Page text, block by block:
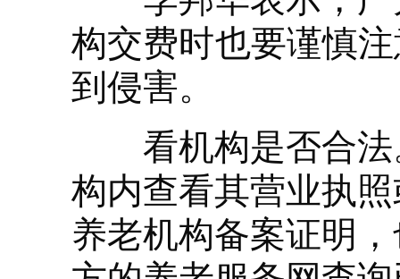
构交费时也要谨慎
到侵害。
看机构是否合法
构内查看其营业执
养老机构备案证明